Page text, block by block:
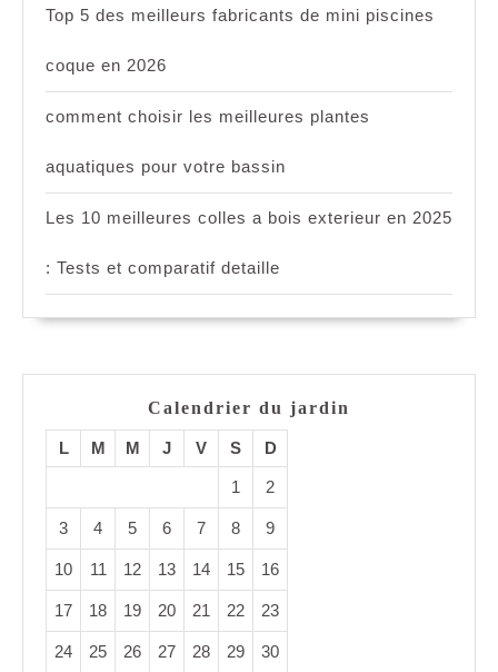
Top 5 des meilleurs fabricants de mini piscines
coque en 2026
comment choisir les meilleures plantes
aquatiques pour votre bassin
Les 10 meilleures colles a bois exterieur en 2025
: Tests et comparatif detaille
Calendrier du jardin
L M M J V S D
1 2
3 4 5 6 7 8 9
10 11 12 13 14 15 16
17 18 19 20 21 22 23
24 25 26 27 28 29 30